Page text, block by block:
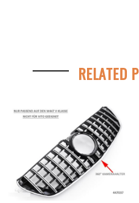
RELATED